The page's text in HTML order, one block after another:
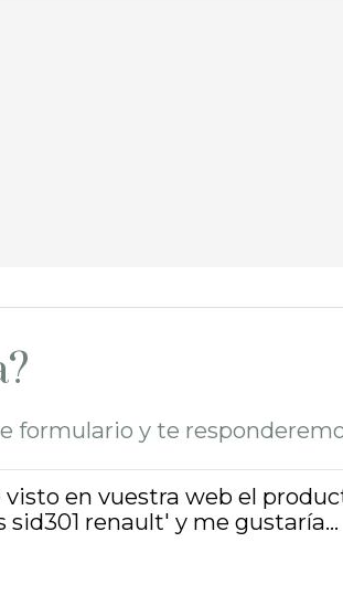
formulario y te